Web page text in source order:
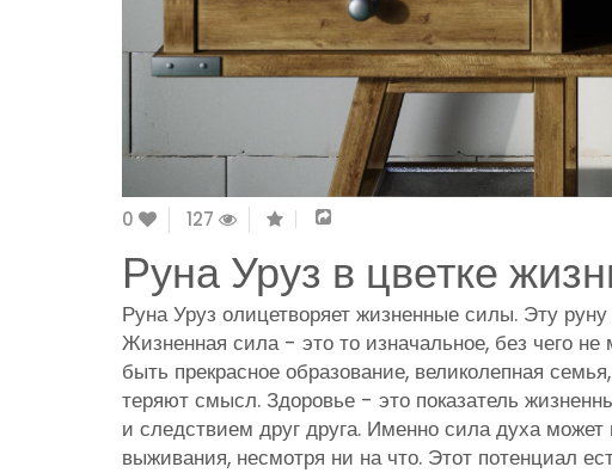
0 127
Руна Уруз в цветке
Руна Уруз олицетворяет жизненные силы. Эту
Жизненная сила - это то изначальное, без чего
быть прекрасное образование, великолепная
теряют смысл. Здоровье - это показатель
и следствием друг друга. Именно сила духа
выживания, несмотря ни на что. Этот потенциал